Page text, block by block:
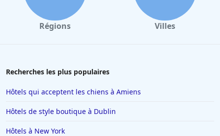
Régions Villes
Recherches les plus populaires
Hôtels qui acceptent les chiens à Amiens
Hôtels de style boutique à Dublin
Hôtels à New York